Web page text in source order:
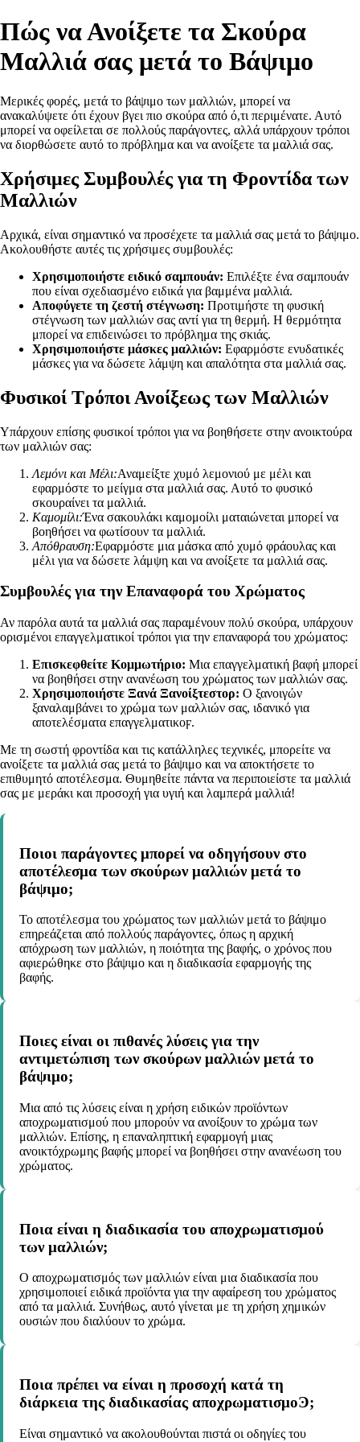
Πώς να Ανοίξετε τα Σκούρα
Μαλλιά σας μετά το Βάψιμο
Μερικές φορές, μετά το βάψιμο των μαλλιών, μπορεί να
ανακαλύψετε ότι έχουν βγει πιο σκούρα από ό,τι περιμένατε. Αυτό
μπορεί να οφείλεται σε πολλούς παράγοντες, αλλά υπάρχουν τρόποι
να διορθώσετε αυτό το πρόβλημα και να ανοίξετε τα μαλλιά σας.
Χρήσιμες Συμβουλές για τη Φροντίδα των
Μαλλιών
Αρχικά, είναι σημαντικό να προσέχετε τα μαλλιά σας μετά το βάψιμο.
Ακολουθήστε αυτές τις χρήσιμες συμβουλές:
Χρησιμοποιήστε ειδικό σαμπουάν: Επιλέξτε ένα σαμπουάν
που είναι σχεδιασμένο ειδικά για βαμμένα μαλλιά.
Αποφύγετε τη ζεστή στέγνωση: Προτιμήστε τη φυσική
στέγνωση των μαλλιών σας αντί για τη θερμή. Η θερμότητα
μπορεί να επιδεινώσει το πρόβλημα της σκιάς.
Χρησιμοποιήστε μάσκες μαλλιών: Εφαρμόστε ενυδατικές
μάσκες για να δώσετε λάμψη και απαλότητα στα μαλλιά σας.
Φυσικοί Τρόποι Ανοίξεως των Μαλλιών
Υπάρχουν επίσης φυσικοί τρόποι για να βοηθήσετε στην ανοικτούρα
των μαλλιών σας:
Λεμόνι και Μέλι:Αναμείξτε χυμό λεμονιού με μέλι και
εφαρμόστε το μείγμα στα μαλλιά σας. Αυτό το φυσικό
σκουραίνει τα μαλλιά.
Καμομίλι:Ένα σακουλάκι καμομοίλι ματαιώνεται μπορεί να
βοηθήσει να φωτίσουν τα μαλλιά.
Απόθραυση:Εφαρμόστε μια μάσκα από χυμό φράουλας και
μέλι για να δώσετε λάμψη και να ανοίξετε τα μαλλιά σας.
Συμβουλές για την Επαναφορά του Χρώματος
Αν παρόλα αυτά τα μαλλιά σας παραμένουν πολύ σκούρα, υπάρχουν
ορισμένοι επαγγελματικοί τρόποι για την επαναφορά του χρώματος:
Επισκεφθείτε Κομμωτήριο: Μια επαγγελματική βαφή μπορεί
να βοηθήσει στην ανανέωση του χρώματος των μαλλιών σας.
Χρησιμοποιήστε Ξανά Ξανοίξτεστορ: Ο ξανοιγών
ξαναλαμβάνει το χρώμα των μαλλιών σας, ιδανικό για
αποτελέσματα επαγγελματικοϝ.
Με τη σωστή φροντίδα και τις κατάλληλες τεχνικές, μπορείτε να
ανοίξετε τα μαλλιά σας μετά το βάψιμο και να αποκτήσετε το
επιθυμητό αποτέλεσμα. Θυμηθείτε πάντα να περιποιείστε τα μαλλιά
σας με μεράκι και προσοχή για υγιή και λαμπερά μαλλιά!
Ποιοι παράγοντες μπορεί να οδηγήσουν στο
αποτέλεσμα των σκούρων μαλλιών μετά το
βάψιμο;
Το αποτέλεσμα του χρώματος των μαλλιών μετά το βάψιμο
επηρεάζεται από πολλούς παράγοντες, όπως η αρχική
απόχρωση των μαλλιών, η ποιότητα της βαφής, ο χρόνος που
αφιερώθηκε στο βάψιμο και η διαδικασία εφαρμογής της
βαφής.
Ποιες είναι οι πιθανές λύσεις για την
αντιμετώπιση των σκούρων μαλλιών μετά το
βάψιμο;
Μια από τις λύσεις είναι η χρήση ειδικών προϊόντων
αποχρωματισμού που μπορούν να ανοίξουν το χρώμα των
μαλλιών. Επίσης, η επαναληπτική εφαρμογή μιας
ανοικτόχρωμης βαφής μπορεί να βοηθήσει στην ανανέωση του
χρώματος.
Ποια είναι η διαδικασία του αποχρωματισμού
των μαλλιών;
Ο αποχρωματισμός των μαλλιών είναι μια διαδικασία που
χρησιμοποιεί ειδικά προϊόντα για την αφαίρεση του χρώματος
από τα μαλλιά. Συνήθως, αυτό γίνεται με τη χρήση χημικών
ουσιών που διαλύουν το χρώμα.
Ποια πρέπει να είναι η προσοχή κατά τη
διάρκεια της διαδικασίας αποχρωματισμοϿ;
Είναι σημαντικό να ακολουθούνται πιστά οι οδηγίες του